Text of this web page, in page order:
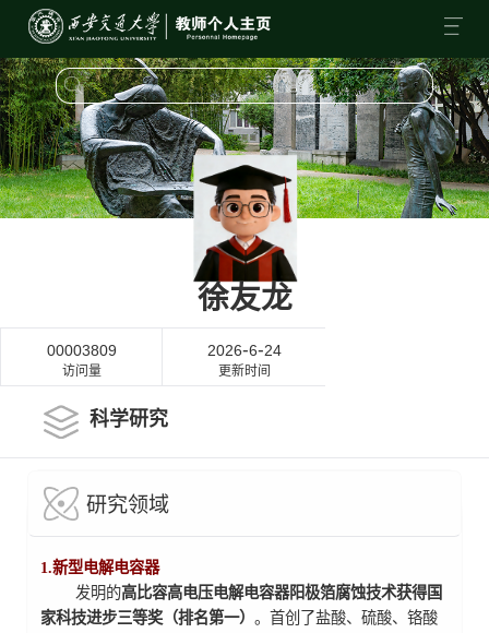
徐友龙
00003809
访问量
2026-6-24
更新时间
科学研究
研究领域
1.新型电解电容器
发明的高比容高电压电解电容器阳极箔腐蚀技术获得国
家科技进步三等奖（排名第一） 。首创了盐酸、硫酸、铬酸